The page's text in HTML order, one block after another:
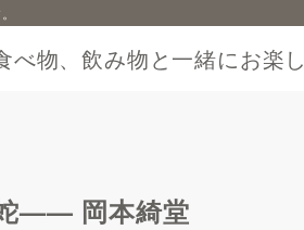
物、飲み物と一緒にお楽し
—— 岡本綺堂